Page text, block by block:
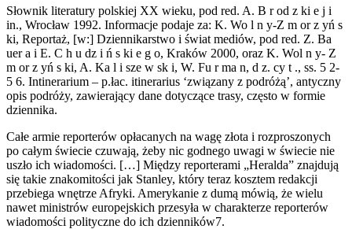
Słownik literatury polskiej XX wieku, pod red. A. B r od z ki e j i
in., Wrocław 1992. Informacje podaje za: K. Wo l n y-Z m or z yń s
ki, Reportaż, [w:] Dziennikarstwo i świat mediów, pod red. Z. Ba
uer a i E. C h u dz i ń s ki e g o, Kraków 2000, oraz K. Wol n y- Z
m or z yń s ki, A. Ka l i sze w sk i, W. Fu r ma n, d z. cy t ., ss. 5 2-
5 6. Intinerarium – p.łac. itinerarius ‘związany z podróżą’, antyczny
opis podróży, zawierający dane dotyczące trasy, często w formie
dziennika.
Całe armie reporterów opłacanych na wagę złota i rozproszonych
po całym świecie czuwają, żeby nic godnego uwagi w świecie nie
uszło ich wiadomości. […] Między reporterami „Heralda” znajdują
się takie znakomitości jak Stanley, który teraz kosztem redakcji
przebiega wnętrze Afryki. Amerykanie z dumą mówią, że wielu
nawet ministrów europejskich przesyła w charakterze reporterów
wiadomości polityczne do ich dzienników7.